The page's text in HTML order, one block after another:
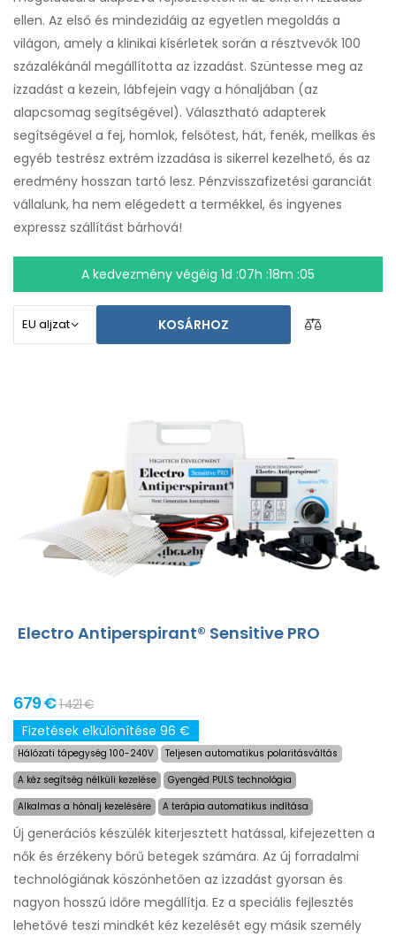
ellen. Az első és mindezidáig az egyetlen megoldás a
világon, amely a klinikai kísérletek során a résztvevők 100
százalékánál megállította az izzadást. Szüntesse meg az
izzadást a kezein, lábfejein vagy a hónaljában (az
alapcsomag segítségével). Választható adapterek
segítségével a fej, homlok, felsőtest, hát, fenék, mellkas és
egyéb testrész extrém izzadása is sikerrel kezelhető, és az
eredmény hosszan tartó lesz. Pénzvisszafizetési garanciát
vállalunk, ha nem elégedett a termékkel, és ingyenes
expressz szállítást bárhová!
A kedvezmény végéig 1d :07h :18m :04
KOSÁRHOZ
Electro Antiperspirant® Sensitive PRO
679 €1 421 €
Fizetések elkülönítése 96 €
Hálózati tápegység 100-240V
Teljesen automatikus polaritásváltás
A kéz segítség nélküli kezelése
Gyengéd PULS technológia
Alkalmas a hónalj kezelésére
A terápia automatikus indítása
Új generációs készülék kiterjesztett hatással, kifejezetten a
nők és érzékeny bőrű betegek számára. Az új forradalmi
technológiának köszönhetően az izzadást gyorsan és
nagyon hosszú időre megállítja. Ez a speciális fejlesztés
lehetővé teszi mindkét kéz kezelését egy másik személy